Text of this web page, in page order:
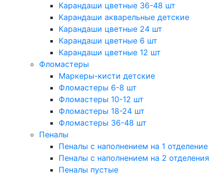
Карандаши цветные 36-48 шт
Карандаши акварельные детские
Карандаши цветные 24 шт
Карандаши цветные 6 шт
Карандаши цветные 12 шт
Фломастеры
Маркеры-кисти детские
Фломастеры 6-8 шт
Фломастеры 10-12 шт
Фломастеры 18-24 шт
Фломастеры 36-48 шт
Пеналы
Пеналы с наполнением на 1 отделение
Пеналы с наполнением на 2 отделения
Пеналы пустые